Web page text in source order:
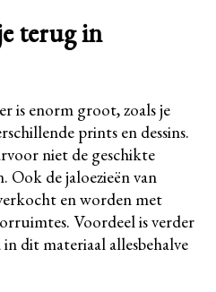
terug in
is enorm groot, zoals je
prints en dessins.
niet de geschikte
Ook de jaloezieën van
en worden met
Voordeel is verder
dit materiaal allesbehalve